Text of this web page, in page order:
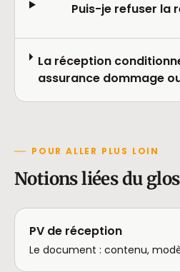
Puis-je refuser la
La réception
assurance dommage
POUR ALLER PLUS LOIN
Notions liées du
PV de réception
Le document : contenu,